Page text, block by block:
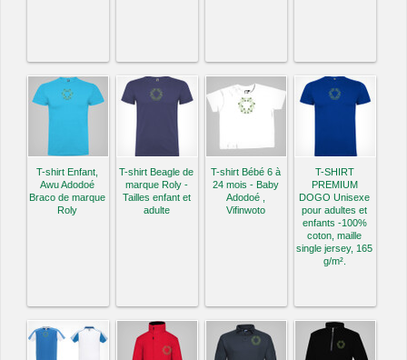
T-shirt Enfant,
Awu Adodoé
Braco de marque
Roly
T-shirt Beagle de
marque Roly -
Tailles enfant et
adulte
T-shirt Bébé 6 à
24 mois - Baby
Adodoé ,
Vifinwoto
T-SHIRT
PREMIUM
DOGO Unisexe
pour adultes et
enfants -100%
coton, maille
single jersey, 165
g/m².